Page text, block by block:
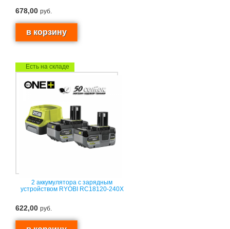
678,00 руб.
Есть на складе
2 аккумулятора с зарядным
устройством RYOBI RC18120-240X
622,00 руб.